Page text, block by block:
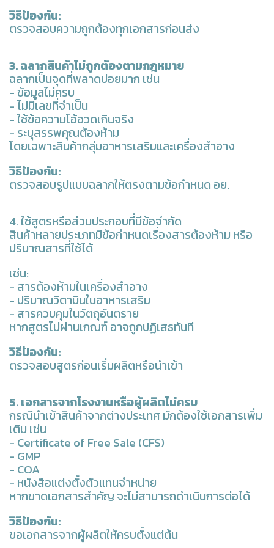
วิธีป้องกัน:
ตรวจสอบความถูกต้องทุกเอกสารก่อนส่ง
3. ฉลากสินค้าไม่ถูกต้องตามกฎหมาย
ฉลากเป็นจุดที่พลาดบ่อยมาก เช่น
- ข้อมูลไม่ครบ
- ไม่มีเลขที่จำเป็น
- ใช้ข้อความโอ้อวดเกินจริง
- ระบุสรรพคุณต้องห้าม
โดยเฉพาะสินค้ากลุ่มอาหารเสริมและเครื่องสำอาง
วิธีป้องกัน:
ตรวจสอบรูปแบบฉลากให้ตรงตามข้อกำหนด อย.
4. ใช้สูตรหรือส่วนประกอบที่มีข้อจำกัด
สินค้าหลายประเภทมีข้อกำหนดเรื่องสารต้องห้าม หรือ
ปริมาณสารที่ใช้ได้
เช่น:
- สารต้องห้ามในเครื่องสำอาง
- ปริมาณวิตามินในอาหารเสริม
- สารควบคุมในวัตถุอันตราย
หากสูตรไม่ผ่านเกณฑ์ อาจถูกปฏิเสธทันที
วิธีป้องกัน:
ตรวจสอบสูตรก่อนเริ่มผลิตหรือนำเข้า
5. เอกสารจากโรงงานหรือผู้ผลิตไม่ครบ
กรณีนำเข้าสินค้าจากต่างประเทศ มักต้องใช้เอกสารเพิ่ม
เติม เช่น
- Certificate of Free Sale (CFS)
- GMP
- COA
- หนังสือแต่งตั้งตัวแทนจำหน่าย
หากขาดเอกสารสำคัญ จะไม่สามารถดำเนินการต่อได้
วิธีป้องกัน:
ขอเอกสารจากผู้ผลิตให้ครบตั้งแต่ต้น